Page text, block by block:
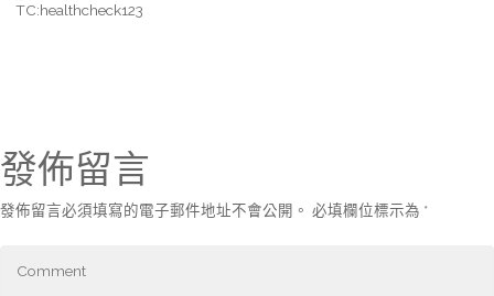
TC:healthcheck123
發佈留言
發佈留言必須填寫的電子郵件地址不會公開。 必填欄位標示為 *